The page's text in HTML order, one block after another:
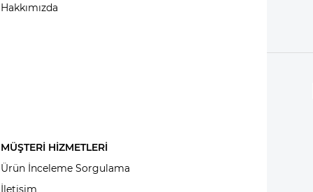
Hakkımızda
MÜŞTERİ HİZMETLERİ
Ürün İnceleme Sorgulama
İletişim